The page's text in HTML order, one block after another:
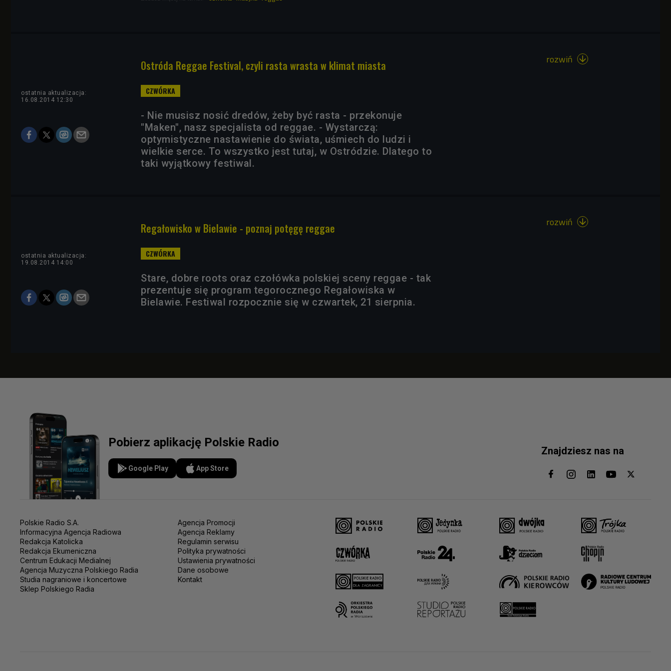
Ostróda Reggae Festival, czyli rasta wrasta w klimat miasta
ostatnia aktualizacja:
16.08.2014 12:30
- Nie musisz nosić dredów, żeby być rasta - przekonuje
"Maken", nasz specjalista od reggae. - Wystarczą:
optymistyczne nastawienie do świata, uśmiech do ludzi i
wielkie serce. To wszystko jest tutaj, w Ostródzie. Dlatego to
taki wyjątkowy festiwal.
rozwiń 
Regałowisko w Bielawie - poznaj potęgę reggae
ostatnia aktualizacja:
19.08.2014 14:00
Stare, dobre roots oraz czołówka polskiej sceny reggae - tak
prezentuje się program tegorocznego Regałowiska w
Bielawie. Festiwal rozpocznie się w czwartek, 21 sierpnia.
rozwiń 
Pobierz aplikację Polskie Radio
Google Play App Store
Znajdziesz nas na
Polskie Radio S.A.
Informacyjna Agencja Radiowa
Redakcja Katolicka
Redakcja Ekumeniczna
Centrum Edukacji Medialnej
Agencja Muzyczna Polskiego Radia
Studia nagraniowe i koncertowe
Sklep Polskiego Radia
Agencja Promocji
Agencja Reklamy
Regulamin serwisu
Polityka prywatności
Ustawienia prywatności
Dane osobowe
Kontakt